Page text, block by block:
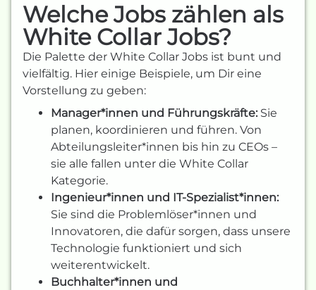
Welche Jobs zählen als
White Collar Jobs?
Die Palette der White Collar Jobs ist bunt und
vielfältig. Hier einige Beispiele, um Dir eine
Vorstellung zu geben:
Manager*innen und Führungskräfte: Sie
planen, koordinieren und führen. Von
Abteilungsleiter*innen bis hin zu CEOs –
sie alle fallen unter die White Collar
Kategorie.
Ingenieur*innen und IT-Spezialist*innen:
Sie sind die Problemlöser*innen und
Innovatoren, die dafür sorgen, dass unsere
Technologie funktioniert und sich
weiterentwickelt.
Buchhalter*innen und